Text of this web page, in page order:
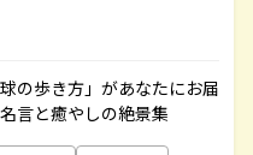
の歩き方」があなたにお届
言と癒やしの絶景集